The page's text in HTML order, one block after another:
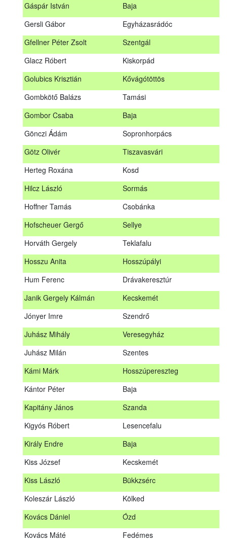
Gáspár István
Baja
Gersli Gábor
Egyházasrádóc
Gfellner Péter Zsolt
Szentgál
Glacz Róbert
Kiskorpád
Golubics Krisztián
Kővágótöttös
Gombkötő Balázs
Tamási
Gombor Csaba
Baja
Gönczi Ádám
Sopronhorpács
Götz Olivér
Tiszavasvári
Herteg Roxána
Kosd
Hilcz László
Sormás
Hoffner Tamás
Csobánka
Hofscheuer Gergő
Sellye
Horváth Gergely
Teklafalu
Hosszu Anita
Hosszúpályi
Hum Ferenc
Drávakeresztúr
Janik Gergely Kálmán
Kecskemét
Jónyer Imre
Szendrő
Juhász Mihály
Veresegyház
Juhász Milán
Szentes
Kámi Márk
Hosszúpereszteg
Kántor Péter
Baja
Kapitány János
Szanda
Kigyós Róbert
Lesencefalu
Király Endre
Baja
Kiss József
Kecskemét
Kiss László
Bükkzsérc
Koleszár László
Kölked
Kovács Dániel
Ózd
Kovács Máté
Fedémes
Gaál Győző Bálint
Esztergom
Miskolc
Szilvásvárad
Egyházasrádóc
Kiskorpád
Kővágótöttös
Gombor Csaba
Kosd
Csobánka
Horváth Gergely
Hosszu Anita
Drávakeresztúr
Szendrő
Veresegyház
Juhász Milán
Kámi Márk
Kántor Péter
Baja